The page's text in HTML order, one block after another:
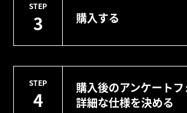
STEP
3 購入する
STEP
4
購入後のアンケート
詳細な仕様を決める